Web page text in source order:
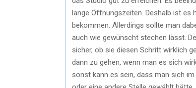
lange Öffnungszeiten. Deshalb ist es
bekommen. Allerdings sollte man
auch wie gewünscht stechen lässt.
sicher, ob sie diesen Schritt wirklich
dann zu gehen, wenn man es sich
sonst kann es sein, dass man sich